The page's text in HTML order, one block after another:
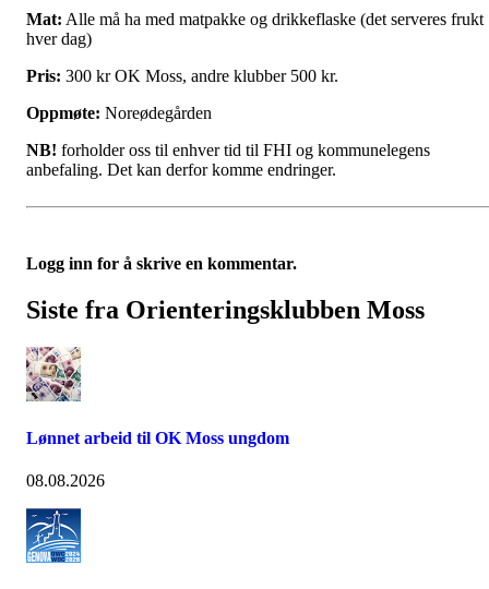
Mat: Alle må ha med matpakke og drikkeflaske (det serveres frukt
hver dag)
Pris: 300 kr OK Moss, andre klubber 500 kr.
Oppmøte: Noreødegården
NB! forholder oss til enhver tid til FHI og kommunelegens
anbefaling. Det kan derfor komme endringer.
Logg inn for å skrive en kommentar.
Siste fra Orienteringsklubben Moss
Lønnet arbeid til OK Moss ungdom
08.08.2026